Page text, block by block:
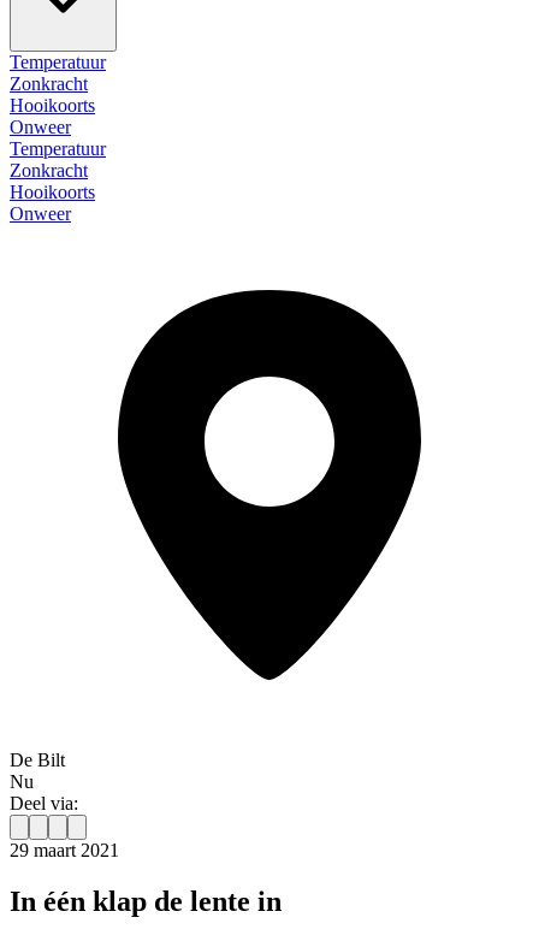
Temperatuur
Zonkracht
Hooikoorts
Onweer
Temperatuur
Zonkracht
Hooikoorts
Onweer
De Bilt
Nu
Deel via:
29 maart 2021
In één klap de lente in